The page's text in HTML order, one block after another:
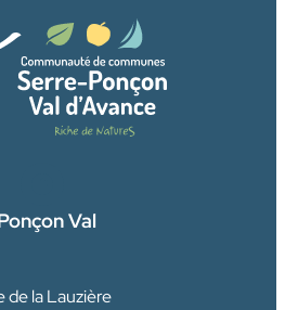
Val
de la Lauzière